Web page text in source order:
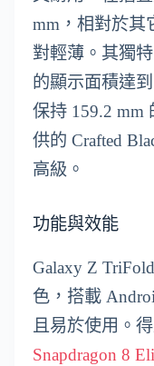
mm，相對於其
對輕薄。其獨
的顯示面積達
保持 159.2 mm
供的 Crafted
高級。
功能與效能
Galaxy Z
色，搭載
且易於使用。
Snapdragon 8